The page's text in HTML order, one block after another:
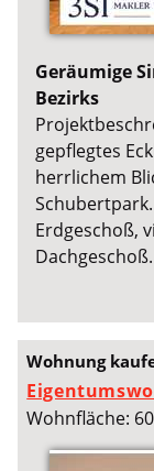
Geräumige
Bezirks
gepflegtes
herrlichem
Erdgeschoß,
Wohnung
Wohnfläche: